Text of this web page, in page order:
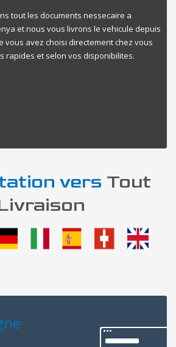
tout les documents nessecaire a
et nous vous livrons le vehicule depuis
vous avez choisi directement chez vous
rapides et selon vos disponibilites.
vers Tout